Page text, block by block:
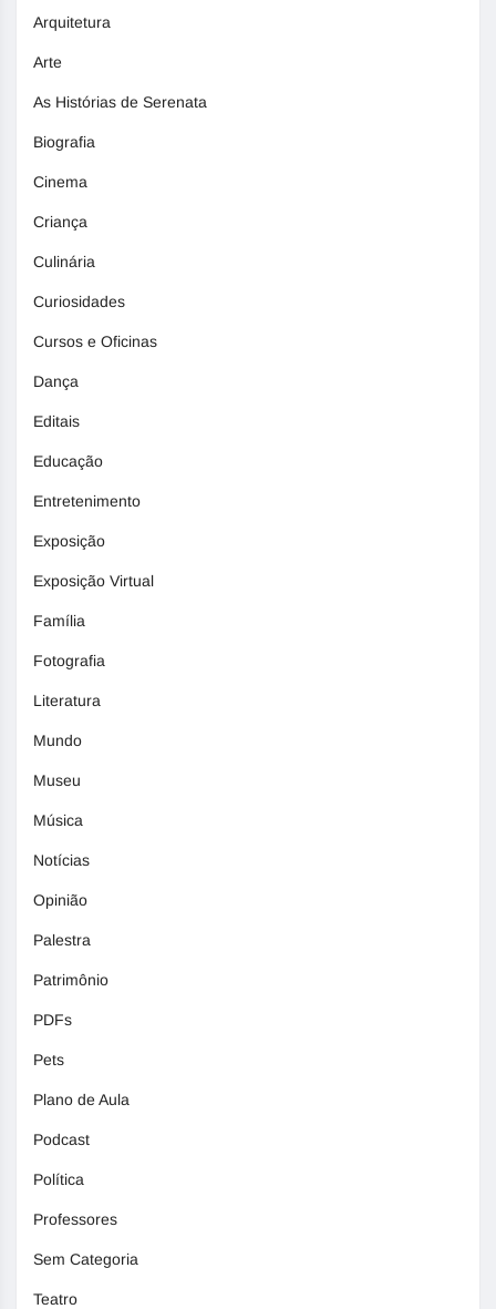
Arquitetura
Arte
As Histórias de Serenata
Biografia
Cinema
Criança
Culinária
Curiosidades
Cursos e Oficinas
Dança
Editais
Educação
Entretenimento
Exposição
Exposição Virtual
Família
Fotografia
Literatura
Mundo
Museu
Música
Notícias
Opinião
Palestra
Patrimônio
PDFs
Pets
Plano de Aula
Podcast
Política
Professores
Sem Categoria
Teatro